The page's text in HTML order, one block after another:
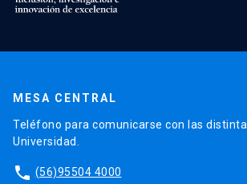
MESA CENTRAL
Teléfono para comunicarse con las
Universidad.
phone (56)95504 4000